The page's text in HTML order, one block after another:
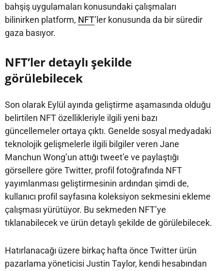
bahşiş uygulamaları konusundaki çalışmaları
bilinirken platform, NFT’ler konusunda da bir süredir
gaza basıyor.
NFT’ler detaylı şekilde
görülebilecek
Son olarak Eylül ayında geliştirme aşamasında olduğu
belirtilen NFT özellikleriyle ilgili yeni bazı
güncellemeler ortaya çıktı. Genelde sosyal medyadaki
teknolojik gelişmelerle ilgili bilgiler veren Jane
Manchun Wong’un attığı tweet’e ve paylaştığı
görsellere göre Twitter, profil fotoğrafında NFT
yayımlanması geliştirmesinin ardından şimdi de,
kullanıcı profil sayfasına koleksiyon sekmesini ekleme
çalışması yürütüyor. Bu sekmeden NFT’ye
tıklanabilecek ve ürün detaylı şekilde de görülebilecek.
Hatırlanacağı üzere birkaç hafta önce Twitter ürün
pazarlama yöneticisi Justin Taylor, kendi hesabından